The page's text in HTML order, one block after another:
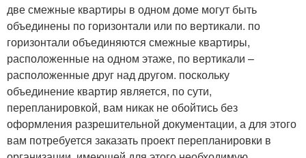
две смежные квартиры в одном доме могут быть
объединены по горизонтали или по вертикали. по
горизонтали объединяются смежные квартиры,
расположенные на одном этаже, по вертикали –
расположенные друг над другом. поскольку
объединение квартир является, по сути,
перепланировкой, вам никак не обойтись без
оформления разрешительной документации, а для этого
вам потребуется заказать проект перепланировки в